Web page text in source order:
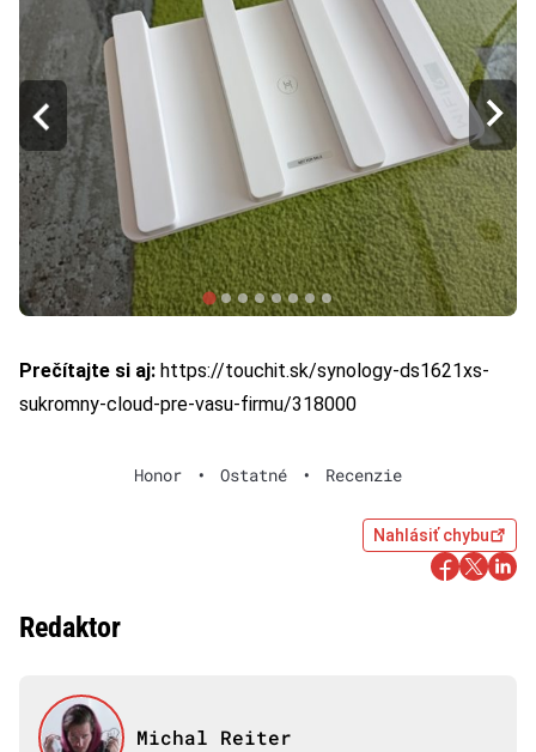
Prečítajte si aj: https://touchit.sk/synology-ds1621xs-
sukromny-cloud-pre-vasu-firmu/318000
Honor • Ostatné • Recenzie
Nahlásiť chybu
Redaktor
Michal Reiter